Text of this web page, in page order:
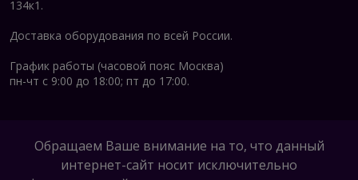
134к1.
Доставка оборудования по всей России.
График работы (часовой пояс Москва)
пн-чт с 9:00 до 18:00; пт до 17:00.
Обращаем Ваше внимание на то, что данный
интернет-сайт носит исключительно